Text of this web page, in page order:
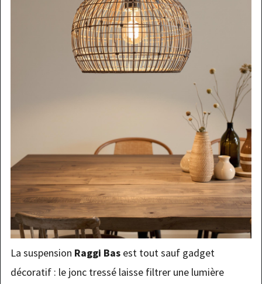
La suspension Raggi Basest tout sauf gadget
décoratif : le jonc tressé laisse filtrer une lumière